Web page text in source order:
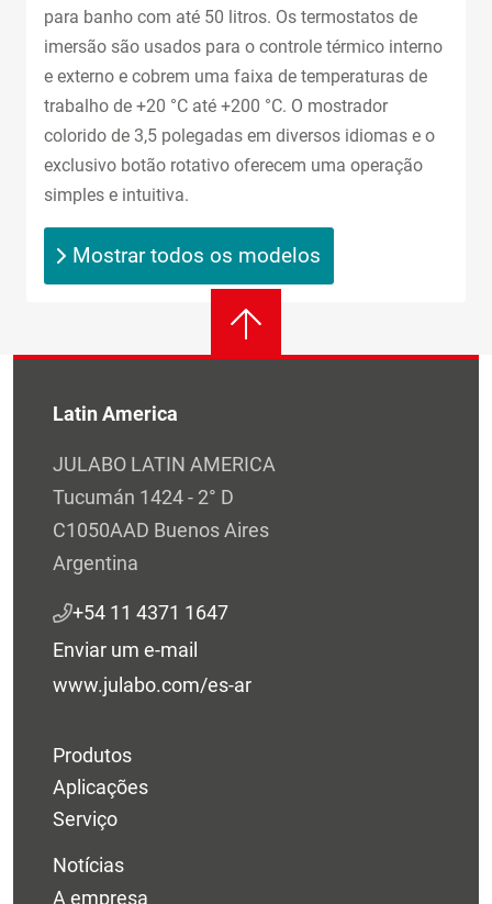
para banho com até 50 litros. Os termostatos de
imersão são usados para o controle térmico interno
e externo e cobrem uma faixa de temperaturas de
trabalho de +20 °C até +200 °C. O mostrador
colorido de 3,5 polegadas em diversos idiomas e o
exclusivo botão rotativo oferecem uma operação
simples e intuitiva.
Mostrar todos os modelos
Latin America
JULABO LATIN AMERICA
Tucumán 1424 - 2° D
C1050AAD Buenos Aires
Argentina
+54 11 4371 1647
Enviar um e-mail
www.julabo.com/es-ar
Produtos
Aplicações
Serviço
Notícias
A empresa